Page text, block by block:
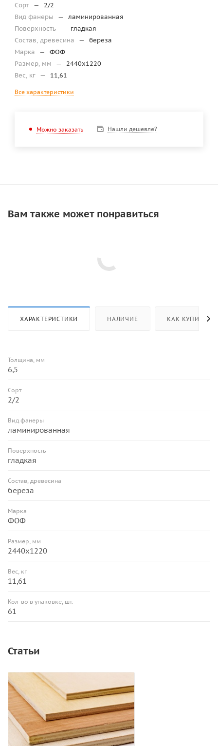
Сорт —
2/2
Вид фанеры
—
ламинированная
Поверхность —
гладкая
Состав, древесина
—
береза
Марка
—
ФОФ
Размер, мм
—
2440х1220
Вес, кг — 11,61
Все характеристики
Можно заказать Нашли дешевле?
Вам также может понравиться
ХАРАКТЕРИСТИКИ НАЛИЧИЕ КАК КУПИТЬ
Толщина, мм
6,5
Сорт
2/2
Вид фанеры
ламинированная
Поверхность
гладкая
Состав, древесина
береза
Марка
ФОФ
Размер, мм
2440х1220
Вес, кг
11,61
Кол-во в упаковке, шт.
61
Статьи